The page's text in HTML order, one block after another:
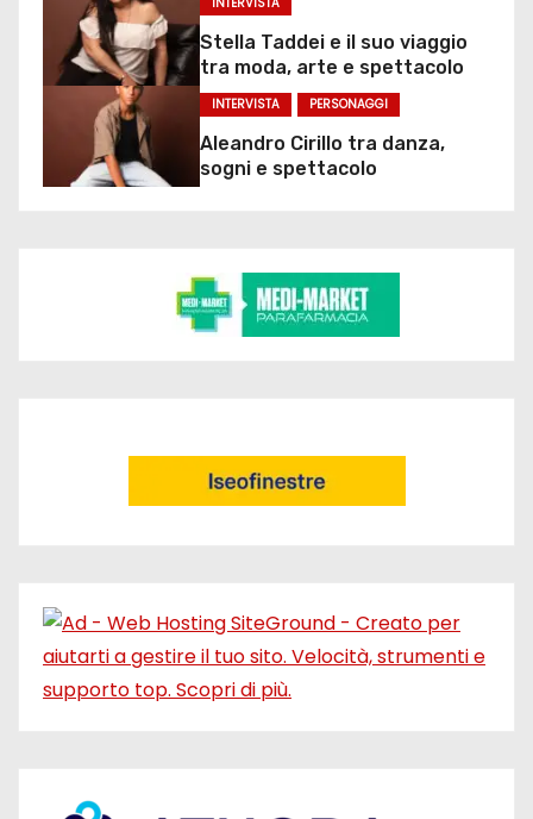
Stella Taddei e il suo viaggio
tra moda, arte e spettacolo
INTERVISTA PERSONAGGI
Aleandro Cirillo tra danza,
sogni e spettacolo